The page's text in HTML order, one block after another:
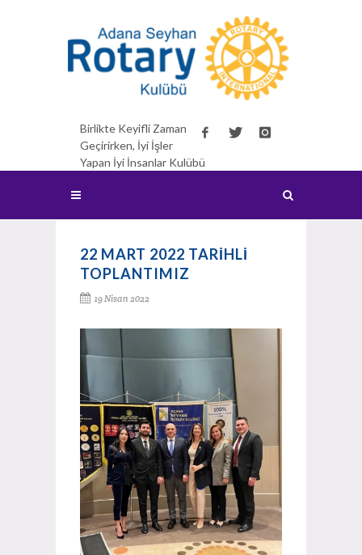
Birlikte Keyifli Zaman
Geçirirken, İyi İşler
Yapan İyi İnsanlar Kulübü
22 MART 2022 TARİHLİ
TOPLANTIMIZ
19 Nisan 2022